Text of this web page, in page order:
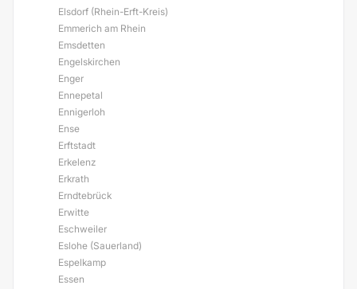
Elsdorf (Rhein-Erft-Kreis)
Emmerich am Rhein
Emsdetten
Engelskirchen
Enger
Ennepetal
Ennigerloh
Ense
Erftstadt
Erkelenz
Erkrath
Erndtebrück
Erwitte
Eschweiler
Eslohe (Sauerland)
Espelkamp
Essen